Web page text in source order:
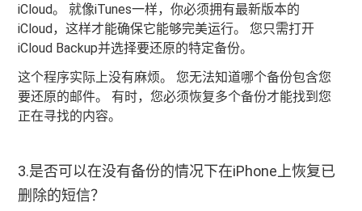
iCloud。 就像iTunes一样，你必须拥有最新版本的
iCloud，这样才能确保它能够完美运行。 您只需打开
iCloud Backup并选择要还原的特定备份。
这个程序实际上没有麻烦。 您无法知道哪个备份包含您
要还原的邮件。 有时，您必须恢复多个备份才能找到您
正在寻找的内容。
3.是否可以在没有备份的情况下在iPhone上恢复已
删除的短信？